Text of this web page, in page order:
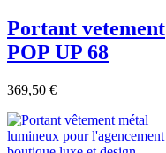
Portant vetement
POP UP 68
369,50 €